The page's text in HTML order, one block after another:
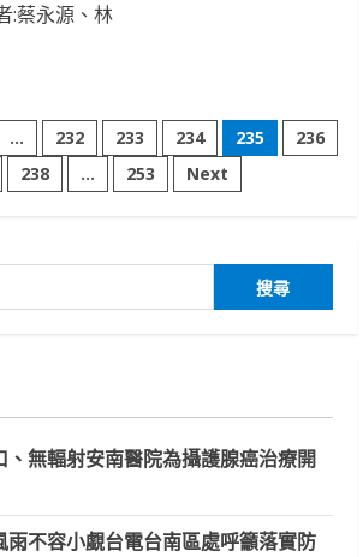
:蔡永源、林
... 232 233 234 235
236
238 ... 253 Next
、無輻射安南醫院為攝護腺癌治療開
雨不容小覷台電台南區處呼籲落實防